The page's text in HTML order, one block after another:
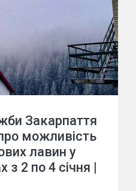
Закарпаття
можливість
лавин у
з 2 по 4 січня |